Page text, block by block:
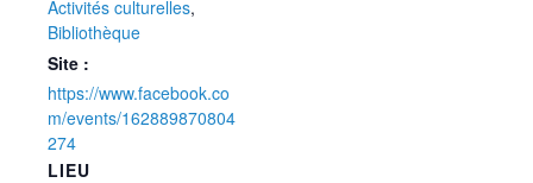
Activités culturelles,
Bibliothèque
Site :
https://www.facebook.co
m/events/162889870804
274
LIEU